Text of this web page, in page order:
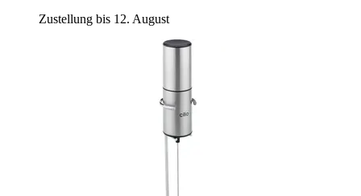
Zustellung bis 12. August